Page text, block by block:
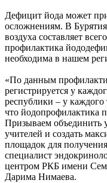
Дефицит йода может
осложнениям. В
воздуха составляет
профилактика
необходима в нашем
«По данным
регистрируется у
республики – у каждого
что йодопрофилактика
Призываем объединить
учителей и создать
площадок для
специалист
центром РКБ имени
Дарима Нимаева.